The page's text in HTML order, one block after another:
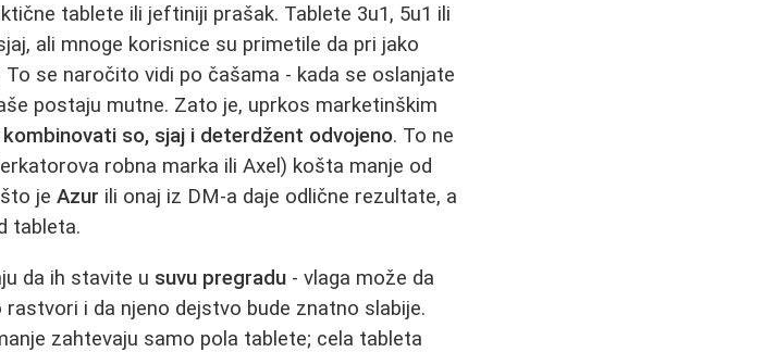
tablete ili jeftiniji prašak. Tablete 3u1, 5u1 ili
ali mnoge korisnice su primetile da pri jako
To se naročito vidi po čašama - kada se oslanjate
postaju mutne. Zato je, uprkos marketinškim
kombinovati so, sjaj i deterdžent odvojeno. To ne
robna marka ili Axel) košta manje od
što jeAzur ili onaj iz DM‑a daje odlične rezultate, a
tableta.
da ih stavite u suvu pregradu - vlaga može da
i da njeno dejstvo bude znatno slabije.
zahtevaju samo pola tablete; cela tableta